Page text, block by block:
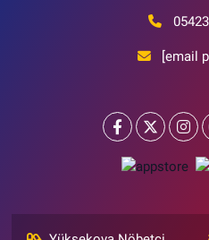
[email